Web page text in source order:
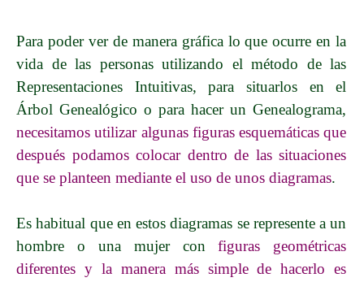
Para poder ver de manera gráfica lo que ocurre en la
vida de las personas utilizando el método de las
Representaciones Intuitivas, para situarlos en el
Árbol Genealógico o para hacer un Genealograma,
necesitamos utilizar algunas figuras esquemáticas que
después podamos colocar dentro de las situaciones
que se planteen mediante el uso de unos diagramas.
Es habitual que en estos diagramas se represente a un
hombre o una mujer con figuras geométricas
diferentes y la manera más simple de hacerlo es